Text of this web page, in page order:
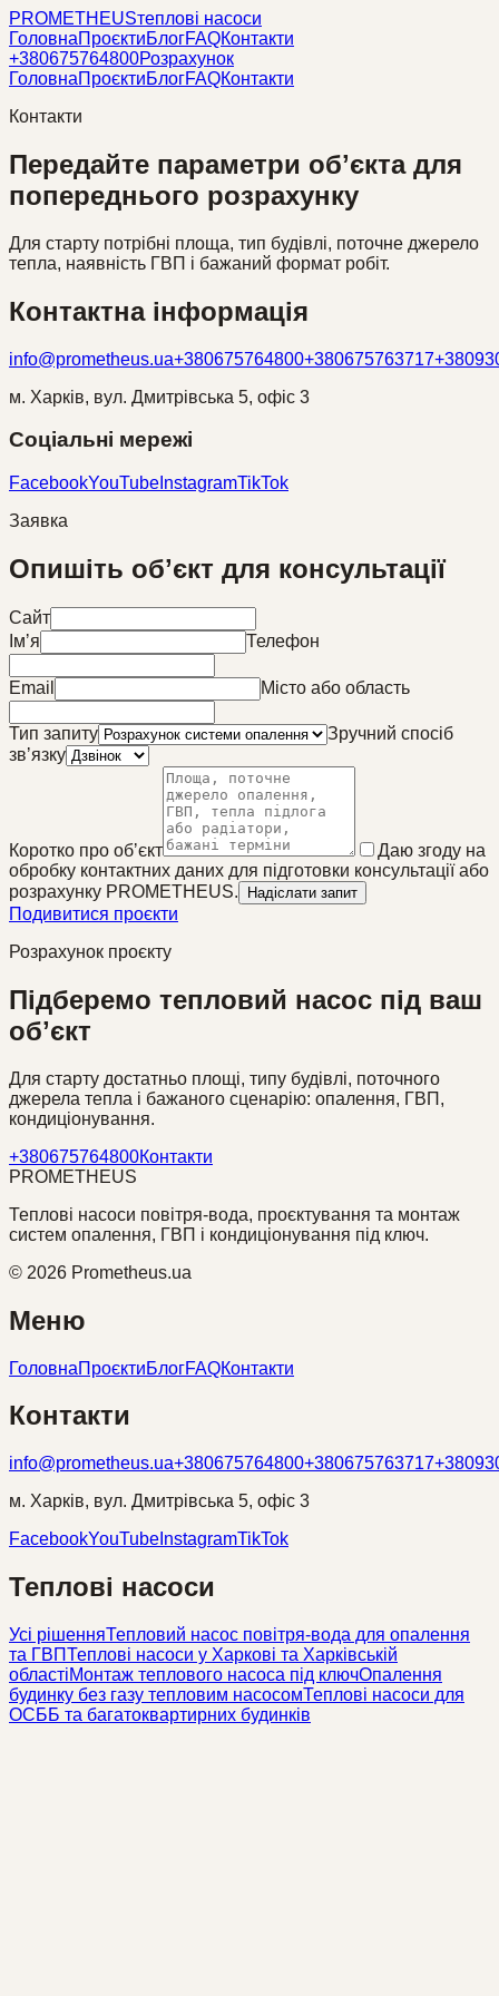
PROMETHEUSтеплові насоси
ГоловнаПроєктиБлогFAQКонтакти
+380675764800Розрахунок
ГоловнаПроєктиБлогFAQКонтакти
Контакти
Передайте параметри обʼєкта для
попереднього розрахунку
Для старту потрібні площа, тип будівлі, поточне джерело
тепла, наявність ГВП і бажаний формат робіт.
Контактна інформація
info@prometheus.ua+380675764800+380675763717
м. Харків, вул. Дмитрівська 5, офіс 3
Соціальні мережі
FacebookYouTube InstagramTikTok
Заявка
Опишіть обʼєкт для консультації
Сайт
Імʼя
Телефон
Email Місто або область
Тип запиту
Зручний спосіб
звʼязку
Коротко про обʼєкт
Даю згоду на
обробку контактних даних для підготовки консультації або
розрахунку PROMETHEUS.
Надіслати запит
Подивитися проєкти
Розрахунок проєкту
Підберемо тепловий насос під ваш
обʼєкт
Для старту достатньо площі, типу будівлі, поточного
джерела тепла і бажаного сценарію: опалення, ГВП,
кондиціонування.
+380675764800Контакти
PROMETHEUS
Теплові насоси повітря-вода, проєктування та монтаж
систем опалення, ГВП і кондиціонування під ключ.
© 2026 Prometheus.ua
Меню
ГоловнаПроєктиБлогFAQКонтакти
Контакти
info@prometheus.ua+380675764800+380675763717
м. Харків, вул. Дмитрівська 5, офіс 3
FacebookYouTube InstagramTikTok
Теплові насоси
Усі рішенняТепловий насос повітря-вода для опалення
та ГВПТеплові насоси у Харкові та Харківській
областіМонтаж теплового насоса під ключОпалення
будинку без газу тепловим насосомТеплові насоси для
ОСББ та багатоквартирних будинків